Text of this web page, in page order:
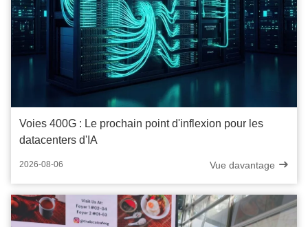
Voies 400G : Le prochain point d'inflexion pour les
datacenters d'IA
2026-08-06 Vue davantage